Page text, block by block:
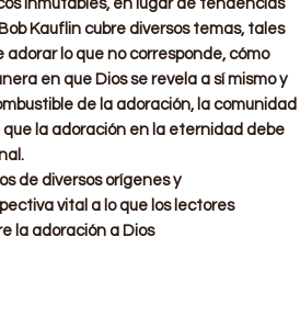
inmutables, en lugar de tendencias
Kauflin cubre diversos temas, tales
lo que no corresponde, cómo
en que Dios se revela a sí mismo y
de la adoración, la comunidad
la adoración en la eternidad debe
de diversos orígenes y
vital a lo que los lectores
la adoración a Dios